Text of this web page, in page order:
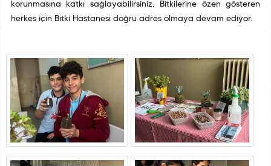
korunmasına katkı sağlayabilirsiniz. Bitkilerine özen gösteren
herkes için Bitki Hastanesi doğru adres olmaya devam ediyor.